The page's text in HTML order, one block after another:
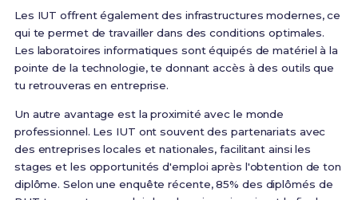
Les IUT offrent également des infrastructures modernes, ce
qui te permet de travailler dans des conditions optimales.
Les laboratoires informatiques sont équipés de matériel à la
pointe de la technologie, te donnant accès à des outils que
tu retrouveras en entreprise.
Un autre avantage est la proximité avec le monde
professionnel. Les IUT ont souvent des partenariats avec
des entreprises locales et nationales, facilitant ainsi les
stages et les opportunités d'emploi après l'obtention de ton
diplôme. Selon une enquête récente, 85% des diplômés de